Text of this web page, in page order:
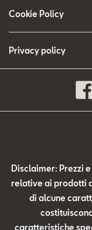
Configuratore
Cookie Policy
Privacy policy
Disclaimer: Prezzi
relative ai prodotti
di alcune
caratteristiche